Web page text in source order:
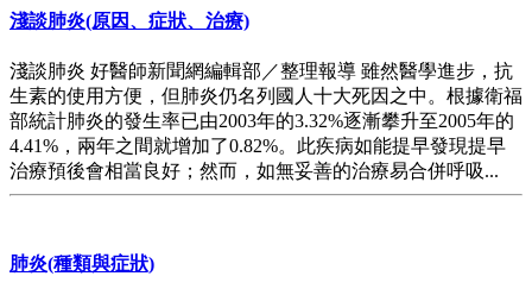
淺談肺炎(原因、症狀、治療)
淺談肺炎 好醫師新聞網編輯部／整理報導 雖然醫學進步，抗
生素的使用方便，但肺炎仍名列國人十大死因之中。根據衛福
部統計肺炎的發生率已由2003年的3.32%逐漸攀升至2005年的
4.41%，兩年之間就增加了0.82%。此疾病如能提早發現提早
治療預後會相當良好；然而，如無妥善的治療易合併呼吸...
肺炎(種類與症狀)